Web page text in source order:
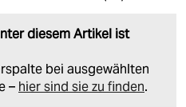
diesem Artikel ist
bei ausgewählten
– hier sind sie zu finden.